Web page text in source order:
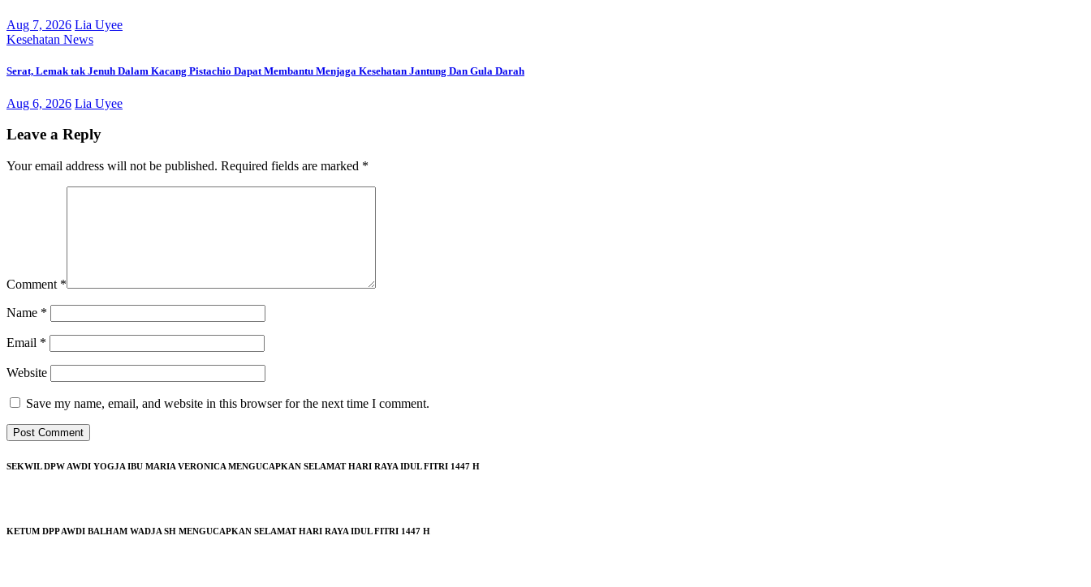
Aug 7, 2026 Lia Uyee
Kesehatan News
Serat, Lemak tak Jenuh Dalam Kacang Pistachio Dapat Membantu Menjaga Kesehatan Jantung Dan Gula Darah
Aug 6, 2026 Lia Uyee
Leave a Reply
Your email address will not be published. Required fields are marked *
Comment *
Name *
Email *
Website
Save my name, email, and website in this browser for the next time I comment.
SEKWIL DPW AWDI YOGJA IBU MARIA VERONICA MENGUCAPKAN SELAMAT HARI RAYA IDUL FITRI 1447 H
KETUM DPP AWDI BALHAM WADJA SH MENGUCAPKAN SELAMAT HARI RAYA IDUL FITRI 1447 H